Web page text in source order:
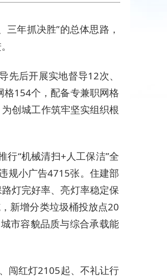
年抓决胜”的总体思路，
先后开展实地督导12次、
格154个，配备专兼职网格
创城工作筑牢坚实组织根
行“机械清扫+人工保洁”全
规小广告4715张。住建部
灯完好率、亮灯率稳定保
新增分类垃圾桶投放点20
市容貌品质与综合承载能
闯红灯2105起、不礼让行